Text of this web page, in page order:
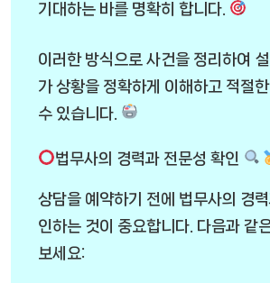
기대하는 바를 명확히 합니다.
이러한 방식으로 사건을 정리하여
가 상황을 정확하게 이해하고 적절
수 있습니다.
법무사의 경력과 전문성 확인
상담을 예약하기 전에 법무사의 경
인하는 것이 중요합니다. 다음과 같
보세요: